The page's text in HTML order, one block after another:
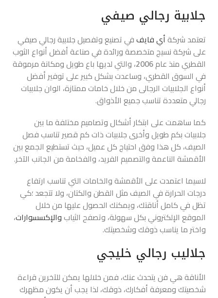
جلابية رجالي صيفي
تعتمد شركةأي فايففي تصنيع وتفصيل جلابية رجالي صيفي
على شركة نسيج متخصصة ورائدة في صناعة أفضل أنواع الثوب
القطري منذ عام2006، والتي لديها باع طويل ومكانة مرموقة
في السوق القطري، وساعدت بشكل كبير على توفير أفضل
أنواع الجلابيات الرجالى من خلال خامات ممتازة، الوان جلابيات
رجالي متعددة تناسب جميع الأذواق.
كما ساهمت على ابتكار أشكال وتصاميم مختلفة ما بين
جلابيات بكم طويل وأخرى جلابيات ذات كم قصير تناسب فصل
الصيف، كل هذا وفق احتياج كل عميل، حيث تستطيع الجمع بين
الأقمشة الناعمة والتصميم الفريد، والفخامة من الجانب الآخر.
لاسيما اعتمدت على الأقمشة والخامات التي تناسب ارتفاع
درجات الحرارة في الصيف مثل القطن والكتان، ولا تتجعد ؛كي
تظل في كامل أناقتك، ويمكنك الحصول عليها من خلال
الموقع الإلكتروني بكل سهولة، وتصفح الثيابوالإكسسوارات،
واختر ما يناسب ذوقك وشخصيتك.
جلاليب رجالي خليجي
الأناقة هي فن يتحدث عنك، فمن خلالها يمكن للآخرين قراءة
شخصيتك ومعرفة أفكارك، ذوقك، لذا يجب أن يكون مظهرك